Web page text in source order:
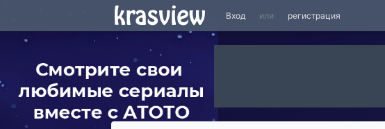
Вход или регистрация